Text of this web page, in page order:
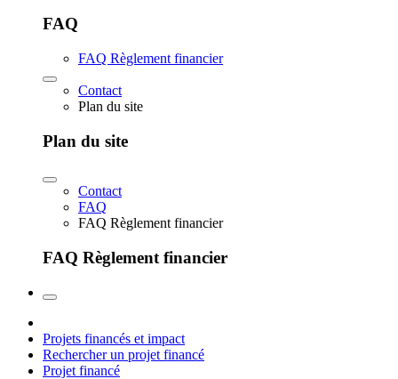
FAQ
FAQ Règlement financier
Contact
Plan du site
Plan du site
Contact
FAQ
FAQ Règlement financier
FAQ Règlement financier
Projets financés et impact
Rechercher un projet financé
Projet financé